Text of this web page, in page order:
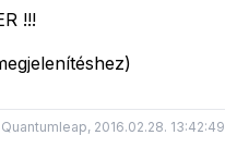
!!!
2016.02.28. 13:42:49